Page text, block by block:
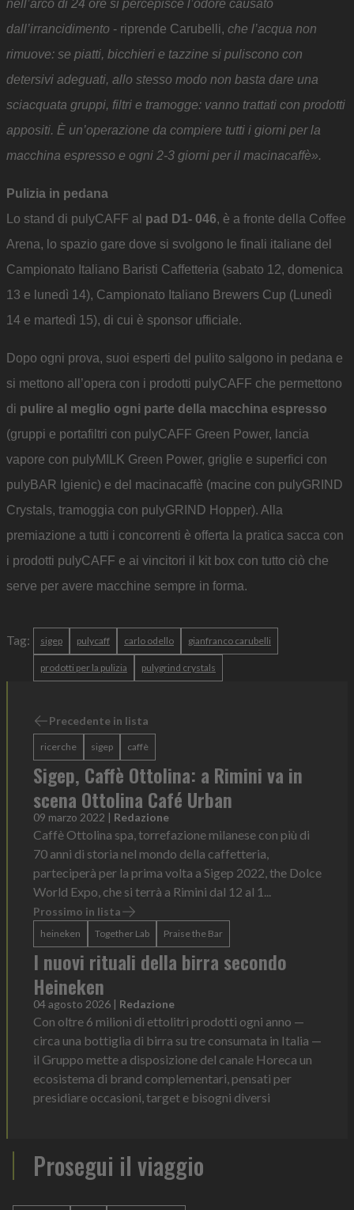
nell’arco di 24 ore si percepisce l’odore causato
dall’irrancidimento - riprende Carubelli, che l’acqua non
rimuove: se piatti, bicchieri e tazzine si puliscono con
detersivi adeguati, allo stesso modo non basta dare una
sciacquata gruppi, filtri e tramogge: vanno trattati con prodotti
appositi. È un’operazione da compiere tutti i giorni per la
macchina espresso e ogni 2-3 giorni per il macinacaffè».
Pulizia in pedana
Lo stand di pulyCAFF al pad D1- 046, è a fronte della Coffee
Arena, lo spazio gare dove si svolgono le finali italiane del
Campionato Italiano Baristi Caffetteria (sabato 12, domenica
13 e lunedì 14), Campionato Italiano Brewers Cup (Lunedì
14 e martedì 15), di cui è sponsor ufficiale.
Dopo ogni prova, suoi esperti del pulito salgono in pedana e
si mettono all’opera con i prodotti pulyCAFF che permettono
di pulire al meglio ogni parte della macchina espresso
(gruppi e portafiltri con pulyCAFF Green Power, lancia
vapore con pulyMILK Green Power, griglie e superfici con
pulyBAR Igienic) e del macinacaffè (macine con pulyGRIND
Crystals, tramoggia con pulyGRIND Hopper). Alla
premiazione a tutti i concorrenti è offerta la pratica sacca con
i prodotti pulyCAFF e ai vincitori il kit box con tutto ciò che
serve per avere macchine sempre in forma.
Tag: sigep pulycaff carlo odello gianfranco carubelli
prodotti per la pulizia pulygrind crystals
Precedente in lista
ricerche sigep caffè
Sigep, Caffè Ottolina: a Rimini va in
scena Ottolina Café Urban
09 marzo 2022 | Redazione
Caffè Ottolina spa, torrefazione milanese con più di
70 anni di storia nel mondo della caffetteria,
parteciperà per la prima volta a Sigep 2022, the Dolce
World Expo, che si terrà a Rimini dal 12 al 1...
Prossimo in lista
heineken Together Lab Praise the Bar
I nuovi rituali della birra secondo
Heineken
04 agosto 2026 | Redazione
Con oltre 6 milioni di ettolitri prodotti ogni anno —
circa una bottiglia di birra su tre consumata in Italia —
il Gruppo mette a disposizione del canale Horeca un
ecosistema di brand complementari, pensati per
presidiare occasioni, target e bisogni diversi
Prosegui il viaggio